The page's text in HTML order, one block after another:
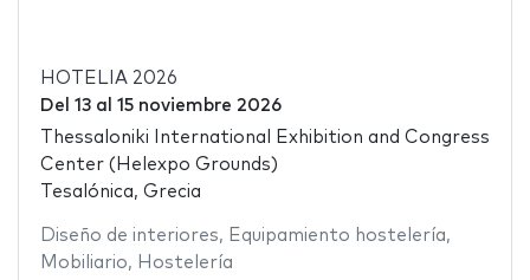
HOTELIA 2026
Del 13al 15 noviembre 2026
Thessaloniki International Exhibition and Congress
Center (Helexpo Grounds)
Tesalónica, Grecia
Diseño de interiores, Equipamiento hostelería,
Mobiliario, Hostelería